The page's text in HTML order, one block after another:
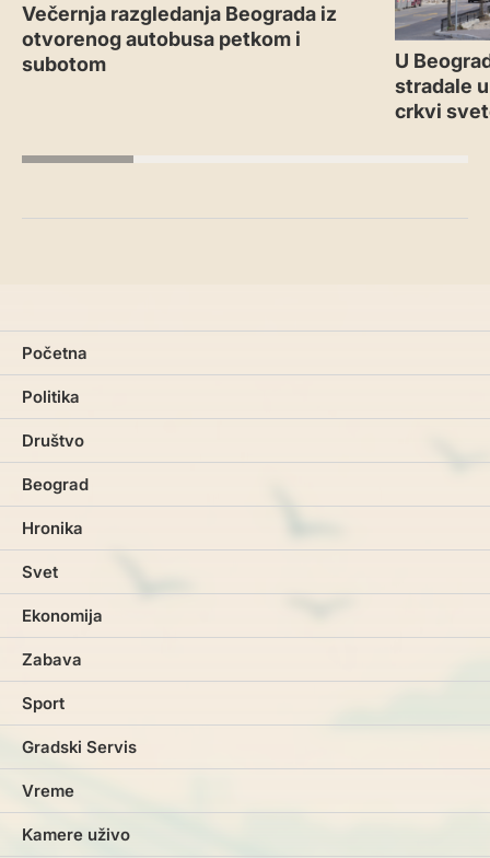
Večernja razgledanja Beograda iz
otvorenog autobusa petkom i
subotom
U
stradale
crkvi
Početna
Politika
Društvo
Beograd
Hronika
Svet
Ekonomija
Zabava
Sport
Gradski Servis
Vreme
Kamere uživo